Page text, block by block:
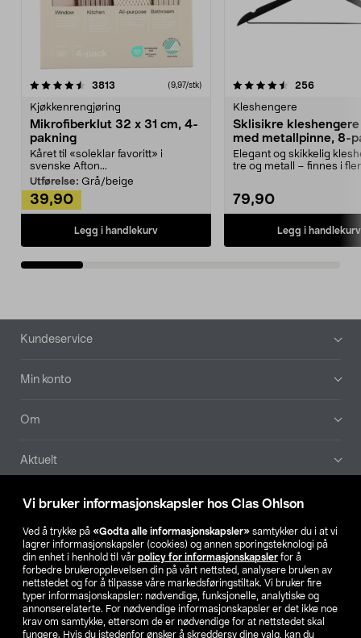
Vi bruker informasjonskapsler hos Clas Ohlson
Ved å trykke på «Godta alle informasjonskapsler» samtykker du i at vi
lagrer informasjonskapsler (cookies) og annen sporingsteknologi på
din enhet i henhold til vår policy for informasjonskapsler for å
forbedre brukeropplevelsen din på vårt nettsted, analysere bruken av
nettstedet og for å tilpasse våre markedsføringstiltak. Vi bruker fire
typer informasjonskapsler: nødvendige, funksjonelle, analytiske og
annonserelaterte. For nødvendige informasjonskapsler er det ikke noe
krav om samtykke, ettersom de er nødvendige for at nettstedet skal
fungere. Hvis du istedenfor ønsker å skreddersy dine valg, kan du
3813 anmeldelser(9,97/stk)
Kjøkkenrengjøring
Mikrofiberklut 32 x 31 cm, 4-
pakning
Kåret til «soleklar favoritt» i
svenske Afton...
Utførelse: Grå/beige
39,90
Legg i handlekurv
4.5av 5 stjerner 256
Kleshengere
Sklisikre
med metallpinne, 8-
Elegant og skikkelig
tre og metall – finnes i
79,90
Legg i handlekurv
4.5av 5 stjerner
Bunntekst
Kundeservice
Min konto
Om
Aktuelt
Våre selskaper
Finn din butikk
SE NO FI